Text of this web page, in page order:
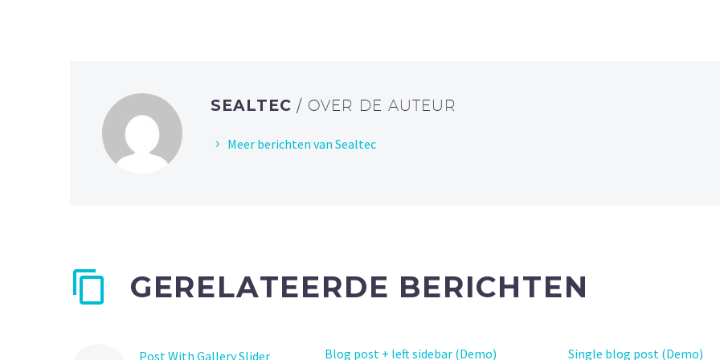
SEALTEC / OVER DE AUTEUR
Meer berichten van Sealtec
GERELATEERDE BERICHTEN
Post With Gallery Slider
Blog post + left sidebar (Demo)
Single blog post (Demo)